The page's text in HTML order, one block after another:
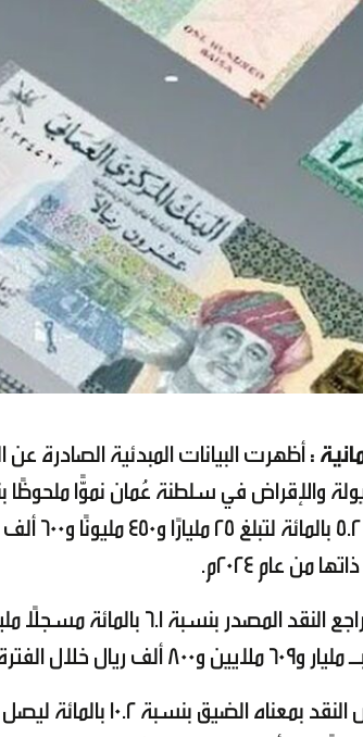
: أظهرت البيانات المبدئية الصادرة
من عام 2024م.